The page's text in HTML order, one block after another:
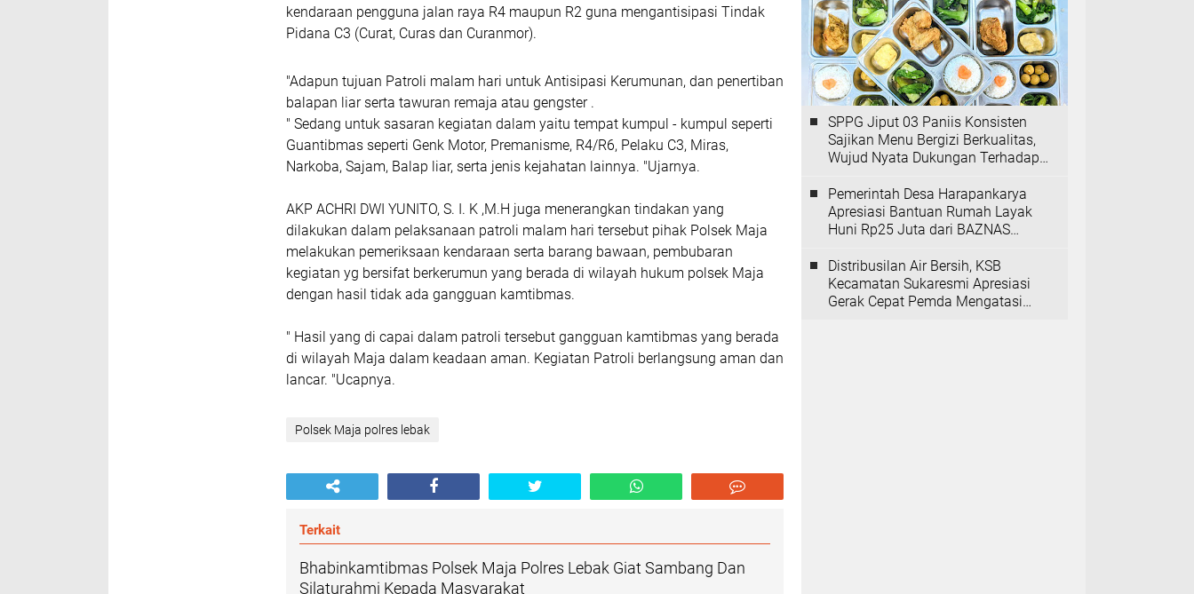
kendaraan pengguna jalan raya R4 maupun R2 guna mengantisipasi Tindak
Pidana C3 (Curat, Curas dan Curanmor).
"Adapun tujuan Patroli malam hari untuk Antisipasi Kerumunan, dan penertiban
balapan liar serta tawuran remaja atau gengster .
" Sedang untuk sasaran kegiatan dalam yaitu tempat kumpul - kumpul seperti
Guantibmas seperti Genk Motor, Premanisme, R4/R6, Pelaku C3, Miras,
Narkoba, Sajam, Balap liar, serta jenis kejahatan lainnya. "Ujarnya.
AKP ACHRI DWI YUNITO, S. I. K ,M.H juga menerangkan tindakan yang
dilakukan dalam pelaksanaan patroli malam hari tersebut pihak Polsek Maja
melakukan pemeriksaan kendaraan serta barang bawaan, pembubaran
kegiatan yg bersifat berkerumun yang berada di wilayah hukum polsek Maja
dengan hasil tidak ada gangguan kamtibmas.
" Hasil yang di capai dalam patroli tersebut gangguan kamtibmas yang berada
di wilayah Maja dalam keadaan aman. Kegiatan Patroli berlangsung aman dan
lancar. "Ucapnya.
Polsek Maja polres lebak
Terkait
Bhabinkamtibmas Polsek Maja Polres Lebak Giat Sambang Dan
Silaturahmi Kepada Masyarakat
SPPG Jiput 03 Paniis Konsisten
Sajikan Menu Bergizi Berkualitas,
Wujud Nyata Dukungan Terhadap
Pemerintah Desa Harapankarya
Apresiasi Bantuan Rumah Layak
Huni Rp25 Juta dari BAZNAS
Distribusilan Air Bersih, KSB
Kecamatan Sukaresmi Apresiasi
Gerak Cepat Pemda Mengatasi